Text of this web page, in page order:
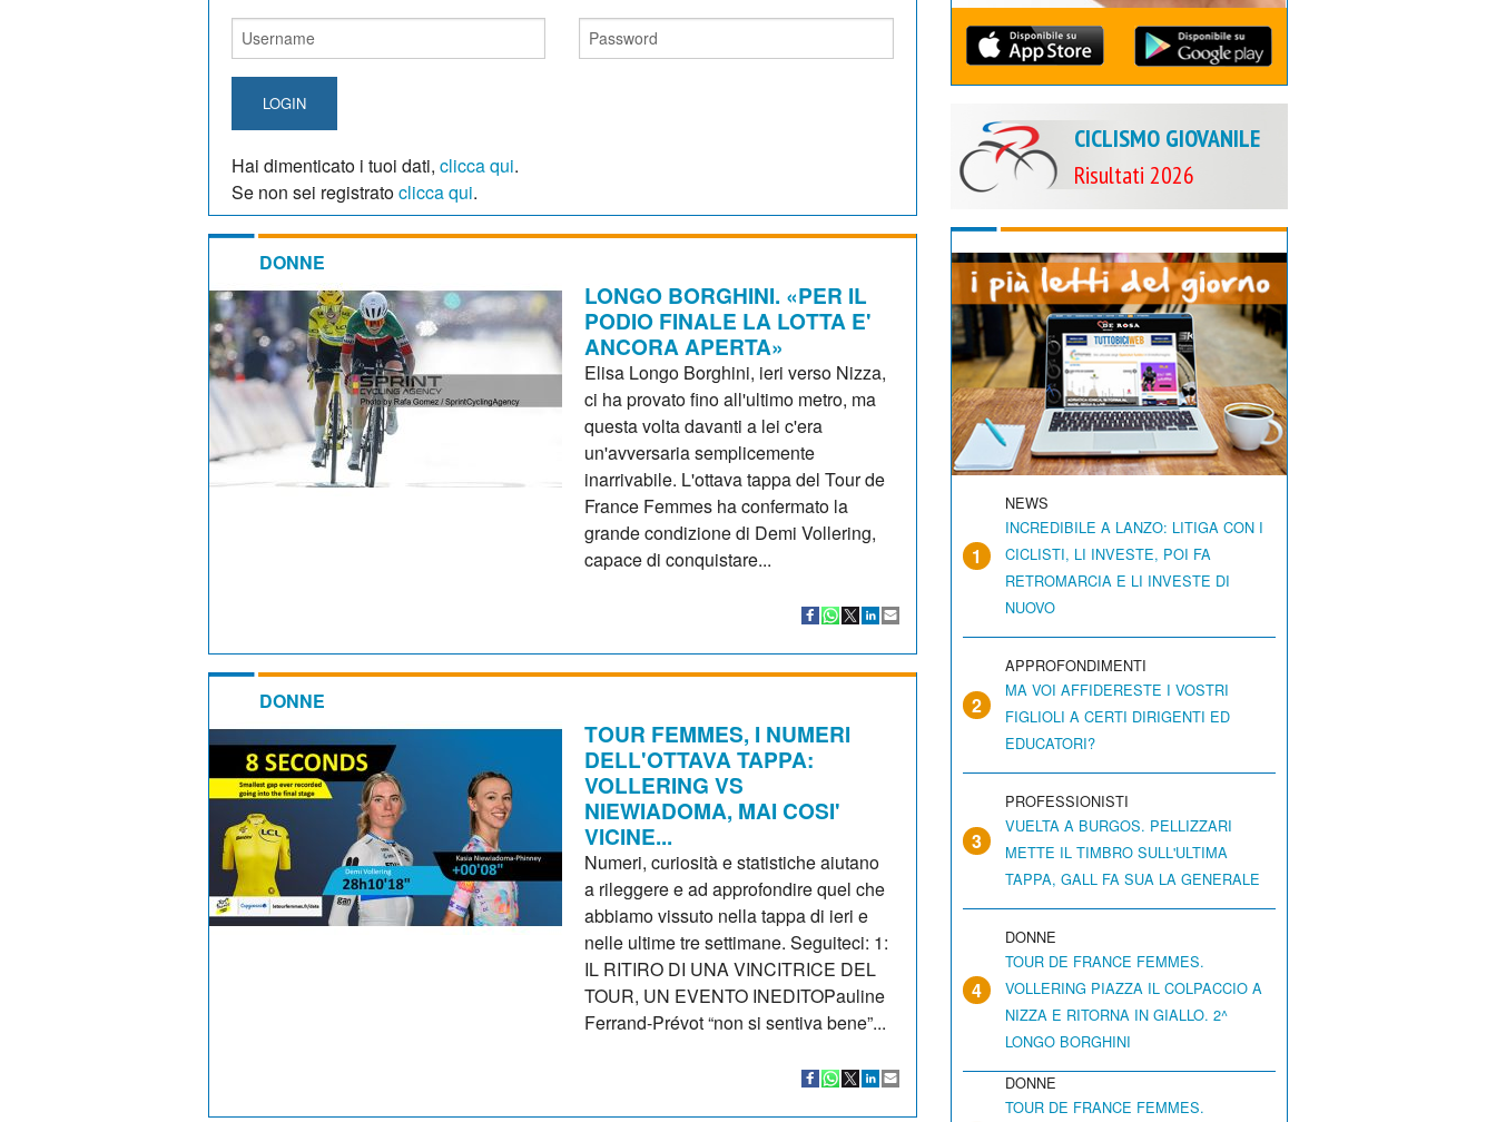
LOGIN
Hai dimenticato i tuoi dati, clicca qui.
Se non sei registratoclicca qui.
DONNE
LONGO BORGHINI. «PER IL
PODIO FINALE LA LOTTA E'
ANCORA APERTA»
Elisa Longo Borghini, ieri verso Nizza,
ci ha provato fino all'ultimo metro, ma
questa volta davanti a lei c'era
un'avversaria semplicemente
inarrivabile. L'ottava tappa del Tour de
France Femmes ha confermato la
grande condizione di Demi Vollering,
capace di conquistare...
DONNE
TOUR FEMMES, I NUMERI
DELL'OTTAVA TAPPA:
VOLLERING VS
NIEWIADOMA, MAI COSI'
VICINE...
Numeri, curiosità e statistiche aiutano
a rileggere e ad approfondire quel che
abbiamo vissuto nella tappa di ieri e
nelle ultime tre settimane. Seguiteci: 1:
IL RITIRO DI UNA VINCITRICE DEL
TOUR, UN EVENTO INEDITOPauline
Ferrand-Prévot “non si sentiva bene”...
CICLISMO GIOVANILE
Risultati 2026
1
NEWS
INCREDIBILE A LANZO: LITIGA CON I
CICLISTI, LI INVESTE, POI FA
RETROMARCIA E LI INVESTE DI
NUOVO
2
APPROFONDIMENTI
MA VOI AFFIDERESTE I VOSTRI
FIGLIOLI A CERTI DIRIGENTI ED
EDUCATORI?
3
PROFESSIONISTI
VUELTA A BURGOS. PELLIZZARI
METTE IL TIMBRO SULL'ULTIMA
TAPPA, GALL FA SUA LA GENERALE
4
DONNE
TOUR DE FRANCE FEMMES.
VOLLERING PIAZZA IL COLPACCIO A
NIZZA E RITORNA IN GIALLO. 2^
LONGO BORGHINI
DONNE
TOUR DE FRANCE FEMMES.